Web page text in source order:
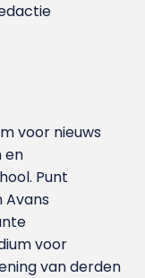
voor nieuws
en
Punt
voor
van derden